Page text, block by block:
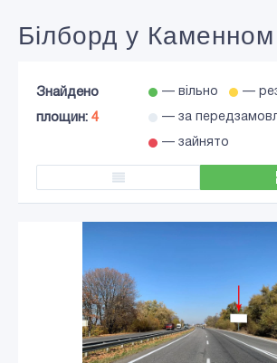
Білборд у Каменном
Знайдено
площин: 4
— вільно —
— за
— зайнято